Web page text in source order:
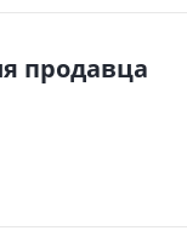
продавца